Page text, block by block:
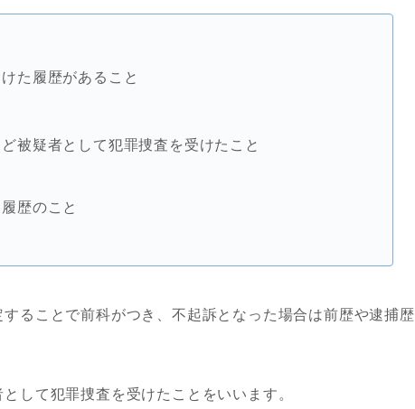
た履歴があること
被疑者として犯罪捜査を受けたこと
歴のこと
ることで前科がつき、不起訴となった場合は前歴や逮捕歴
して犯罪捜査を受けたことをいいます。